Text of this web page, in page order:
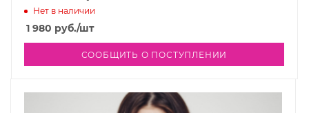
Нет в наличии
1 980 руб./шт
СООБЩИТЬ О ПОСТУПЛЕНИИ